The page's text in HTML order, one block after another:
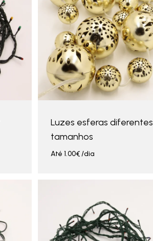
Luzes esferas diferentes
tamanhos
Até 1.00€/dia